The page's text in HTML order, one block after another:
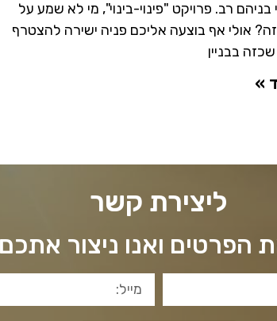
בניהם רב. פרויקט "פינוי-בינוי", מי לא שמע על
אולי אף בוצעה אליכם פניה ישירה להצטרף
בבניין
»
ליצירת קשר
הפרטים ואנו ניצור